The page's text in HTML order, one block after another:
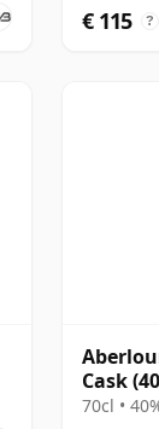
€ 115 ?
Cask
70cl •